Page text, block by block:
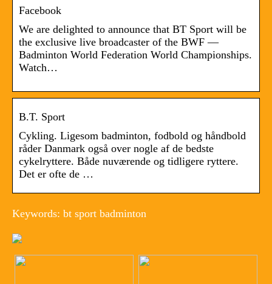
Facebook
We are delighted to announce that BT Sport will be
the exclusive live broadcaster of the BWF —
Badminton World Federation World Championships.
Watch…
B.T. Sport
Cykling. Ligesom badminton, fodbold og håndbold
råder Danmark også over nogle af de bedste
cykelryttere. Både nuværende og tidligere ryttere.
Det er ofte de …
Keywords: bt sport badminton